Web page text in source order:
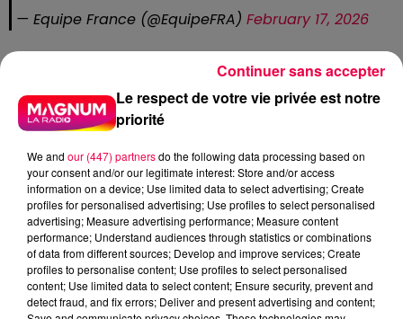
— Equipe France (@EquipeFRA) February 17, 2026
HOCKEY SUR GLACE : L'ALLEMAGNE
TROP FORTE POUR LES BLEUS
Quelques heures plus tôt, l'équipe de France
masculine de hockey sur glace jouait sa qualification
pour les quarts de finale face à l'Allemagne.
La marche était trop haute. Rapidement remporté 3-
0, la sélection tricolore n'a jamais réussi à inverser la
tendance. Le capitaine Pierre-Édouard Bellemare a
bien redonné un peu d'espoir en particulier le score
(3-1), mais les Allemands ont définitivement scellé la
rencontre en fin de match (5-1).
Le respect de votre vie privée est notre
priorité
We and our (447) partnersdo the following data processing based on
your consent and/or our legitimate interest: Store and/or access
information on a device; Use limited data to select advertising; Create
profiles for personalised advertising; Use profiles to select personalised
advertising; Measure advertising performance; Measure content
performance; Understand audiences through statistics or combinations
of data from different sources; Develop and improve services; Create
profiles to personalise content; Use profiles to select personalised
content; Use limited data to select content; Ensure security, prevent and
detect fraud, and fix errors; Deliver and present advertising and content;
Continuer sans accepter